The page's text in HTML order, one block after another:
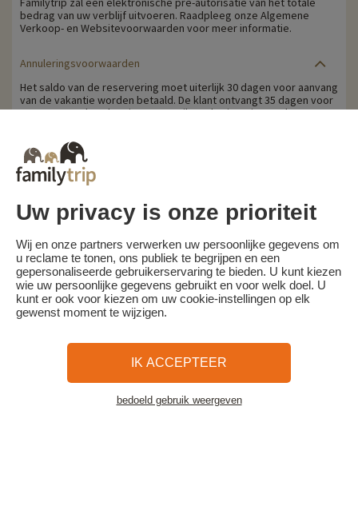
bedrag van uw verblijf uitvoeren. Raadpleeg onze Algemene
Verkoop- en Websitevoorwaarden voor meer informatie.
Annuleringsvoorwaarden
Het saldo van de reservering moet uiterlijk 30 dagen voor aanvang
van de vakantie worden betaald. De klant ontvangt 35 dagen voor
aanvang van de vakantie per e-mail een herinnering om het
Annuleringskosten worden berekend op basis van de volgende
schaal:
- Annulering 30 dagen of meer voor aanvang van het verblijf:
aanbetaling behouden
- Annulering minder dan 30 dagen voor aanvang van het verblijf:
100% van de reissom.
Familytrip raadt u aan een annuleringsverzekering af te sluiten bij
haar partner Areas Assurances. Schrijf je in op het moment van de
boeking of binnen 24 uur na de boeking per telefoon.
Algemene voorwaarden en privacybeleid
Wat de pers over ons te zeggen heeft
Partners FAQ Blog Kaart
Uw privacy is onze prioriteit
Wij en onze partners verwerken uw persoonlijke gegevens om
u reclame te tonen, ons publiek te begrijpen en een
gepersonaliseerde gebruikerservaring te bieden. U kunt kiezen
wie uw persoonlijke gegevens gebruikt en voor welk doel. U
kunt er ook voor kiezen om uw cookie-instellingen op elk
gewenst moment te wijzigen.
IK ACCEPTEER
bedoeld gebruik weergeven